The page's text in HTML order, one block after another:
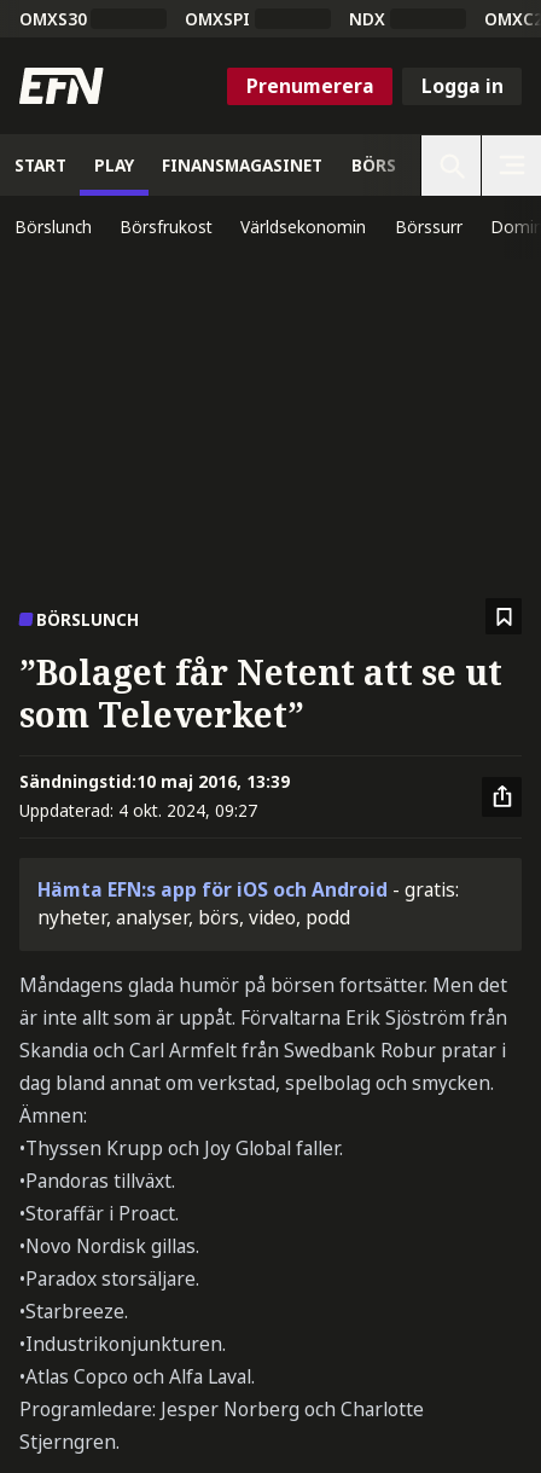
OMXS30 OMXSPI NDX
Prenumerera Logga in
START PLAY FINANSMAGASINET BÖRS
Börslunch Börsfrukost Världsekonomin Börssurr
BÖRSLUNCH
”Bolaget får Netent att se ut
som Televerket”
Sändningstid:10 maj 2016, 13:39
Uppdaterad: 4 okt. 2024, 09:27
Hämta EFN:s app för iOS och Android - gratis:
nyheter, analyser, börs, video, podd
Måndagens glada humör på börsen fortsätter. Men det
är inte allt som är uppåt. Förvaltarna Erik Sjöström från
Skandia och Carl Armfelt från Swedbank Robur pratar i
dag bland annat om verkstad, spelbolag och smycken.
Ämnen:
•Thyssen Krupp och Joy Global faller.
•Pandoras tillväxt.
•Storaffär i Proact.
•Novo Nordisk gillas.
•Paradox storsäljare.
•Starbreeze.
•Industrikonjunkturen.
•Atlas Copco och Alfa Laval.
Programledare: Jesper Norberg och Charlotte
Stjerngren.